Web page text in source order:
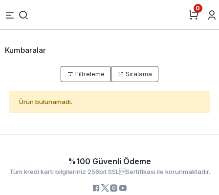
0
Kumbaralar
Filtreleme Sıralama
Ürün bulunamadı.
%100 Güvenli Ödeme
Tüm kredi kartı bilgileriniz 256bit SSLSertifikası ile korunmaktadır.